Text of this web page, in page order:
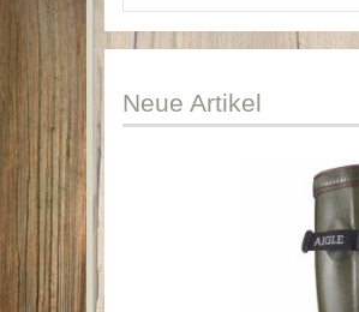
Neue Artikel